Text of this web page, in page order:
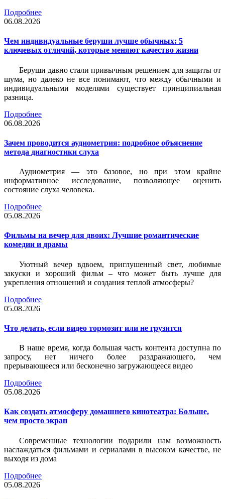
Подробнее
06.08.2026
Чем индивидуальные беруши лучше обычных: 5
ключевых отличий, которые меняют качество жизни
Беруши давно стали привычным решением для защиты от
шума, но далеко не все понимают, что между обычными и
индивидуальными моделями существует принципиальная
разница.
Подробнее
06.08.2026
Зачем проводится аудиометрия: подробное объяснение
метода диагностики слуха
Аудиометрия — это базовое, но при этом крайне
информативное исследование, позволяющее оценить
состояние слуха человека.
Подробнее
05.08.2026
Фильмы на вечер для двоих: Лучшие романтические
комедии и драмы
Уютный вечер вдвоем, приглушенный свет, любимые
закуски и хороший фильм – что может быть лучше для
укрепления отношений и создания теплой атмосферы?
Подробнее
05.08.2026
Что делать, если видео тормозит или не грузится
В наше время, когда большая часть контента доступна по
запросу, нет ничего более раздражающего, чем
прерывающееся или бесконечно загружающееся видео
Подробнее
05.08.2026
Как создать атмосферу домашнего кинотеатра: Больше,
чем просто экран
Современные технологии подарили нам возможность
наслаждаться фильмами и сериалами в высоком качестве, не
выходя из дома
Подробнее
05.08.2026